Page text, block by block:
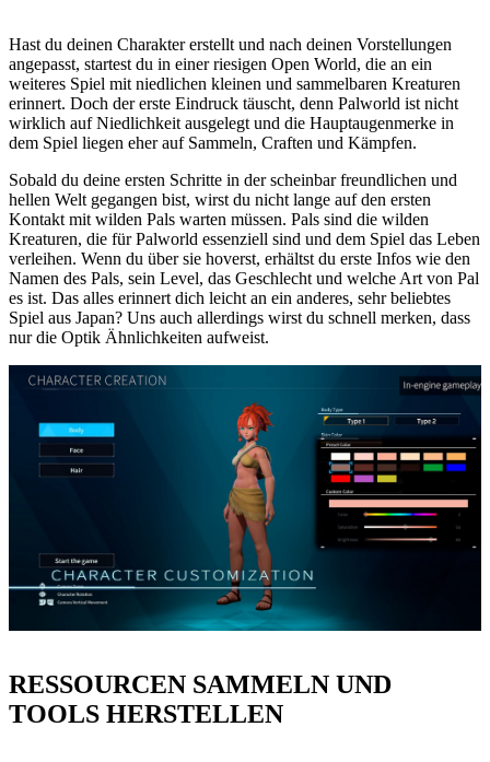
Hast du deinen Charakter erstellt und nach deinen Vorstellungen
angepasst, startest du in einer riesigen Open World, die an ein
weiteres Spiel mit niedlichen kleinen und sammelbaren Kreaturen
erinnert. Doch der erste Eindruck täuscht, denn Palworld ist nicht
wirklich auf Niedlichkeit ausgelegt und die Hauptaugenmerke in
dem Spiel liegen eher auf Sammeln, Craften und Kämpfen.
Sobald du deine ersten Schritte in der scheinbar freundlichen und
hellen Welt gegangen bist, wirst du nicht lange auf den ersten
Kontakt mit wilden Pals warten müssen. Pals sind die wilden
Kreaturen, die für Palworld essenziell sind und dem Spiel das Leben
verleihen. Wenn du über sie hoverst, erhältst du erste Infos wie den
Namen des Pals, sein Level, das Geschlecht und welche Art von Pal
es ist. Das alles erinnert dich leicht an ein anderes, sehr beliebtes
Spiel aus Japan? Uns auch allerdings wirst du schnell merken, dass
nur die Optik Ähnlichkeiten aufweist.
RESSOURCEN SAMMELN UND
TOOLS HERSTELLEN